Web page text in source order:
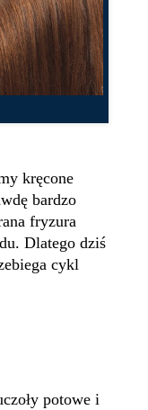
kręcone
bardzo
fryzura
Dlatego dziś
cykl
potowe i